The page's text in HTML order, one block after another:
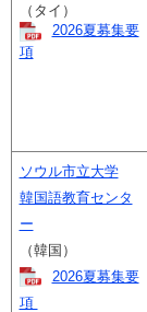
（タイ）
2026夏募集要
項
ソウル市立大学
韓国語教育センタ
ー
（韓国）
2026夏募集要
項